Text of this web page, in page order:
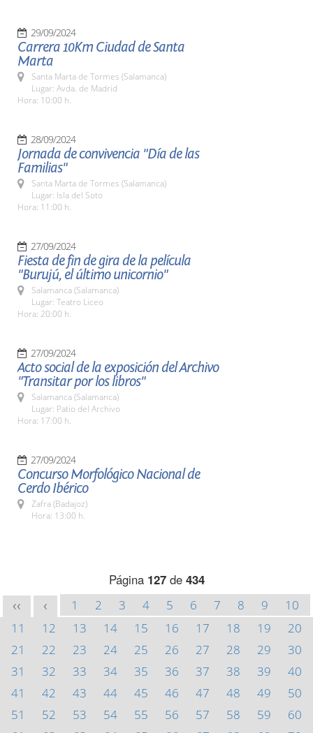
29/09/2024
Carrera 10Km Ciudad de Santa
Marta
Santa Marta de Tormes (Salamanca)
Lugar: Avda. de Madrid
Hora: 10:00 h.
28/09/2024
Jornada de convivencia "Día de las
Familias"
Santa Marta de Tormes (Salamanca)
Lugar: Isla del Soto
Hora: 11:00 h.
27/09/2024
Fiesta de fin de gira de la película
"Burujú, el último unicornio"
Salamanca (Salamanca)
Lugar: Teatro Liceo
Hora: 20:00 h.
27/09/2024
Acto social de la exposición del Archivo
"Transitar por los libros"
Salamanca (Salamanca)
Lugar: Patio del Archivo
Hora: 17:00 h.
27/09/2024
Concurso Morfológico Nacional de
Cerdo Ibérico
Zafra (Badajoz)
Hora: 13:00 h.
Página 127de 434
<< < 1 2 3 4 5 6 7 8 9
10
11
12 13 14 15 16 17 18 19
20
21
22 23 24 25 26 27 28 29
30
31
32 33 34 35 36 37 38 39
40
41
42 43 44 45 46 47 48 49
50
51
52 53 54 55 56 57 58 59
60